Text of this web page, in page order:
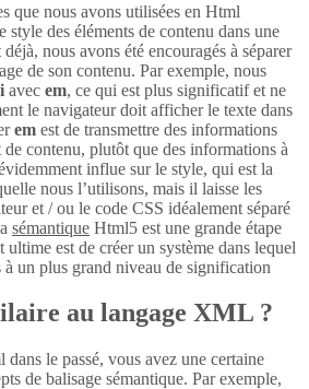
que nous avons utilisées en Html
style des éléments de contenu dans une
nous avons été encouragés à séparer
de son contenu. Par exemple, nous
i avec em, ce qui est plus significatif et ne
le navigateur doit afficher le texte dans
em est de transmettre des informations
de contenu, plutôt que des informations à
influe sur le style, qui est la
nous l’utilisons, mais il laisse les
et / ou le code CSS idéalement séparé
sémantique Html5 est une grande étape
ultime est de créer un système dans lequel
à un plus grand niveau de signification
au langage XML ?
le passé, vous avez une certaine
de balisage sémantique. Par exemple,